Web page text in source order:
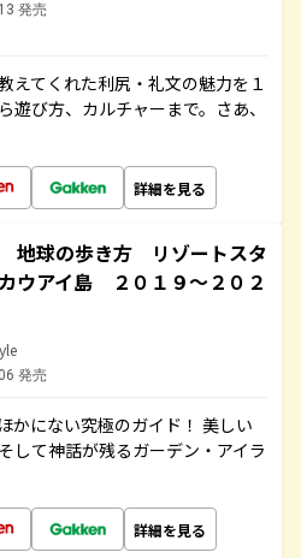
発売
てくれた利尻・礼文の魅力を１
び方、カルチャーまで。さあ、
詳細を見る
地球の歩き方 リゾートスタ
ウアイ島 ２０１９～２０２
発売
かにない究極のガイド！ 美しい
して神話が残るガーデン・アイラ
詳細を見る